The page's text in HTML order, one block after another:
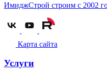
ИмиджСтрой строим с 2002
Карта сайта
Услуги